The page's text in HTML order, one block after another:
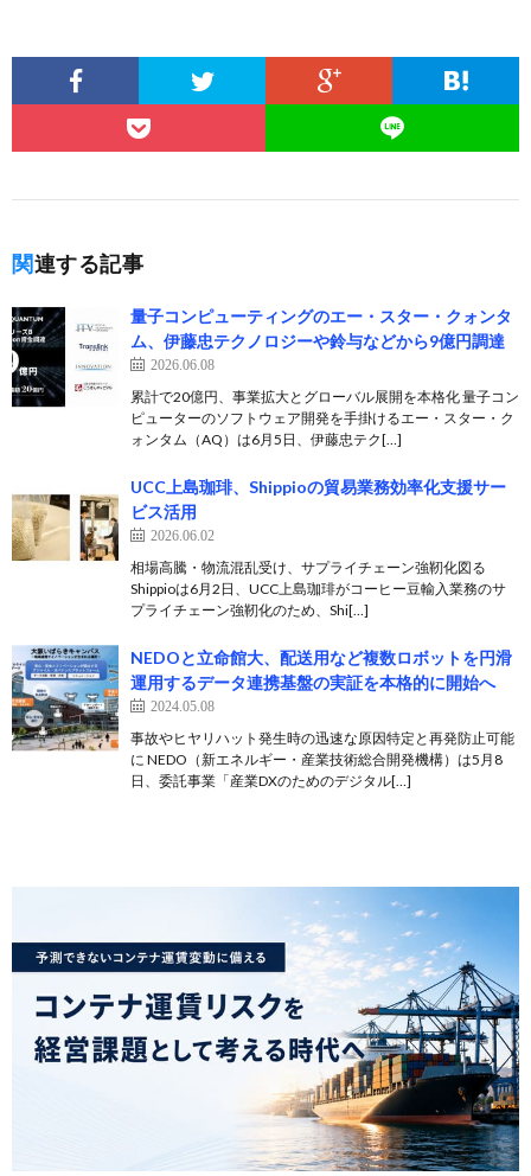
関連する記事
量子コンピューティングのエー・スター・クォンタ
ム、伊藤忠テクノロジーや鈴与などから9億円調達
2026.06.08
累計で20億円、事業拡大とグローバル展開を本格化 量子コン
ピューターのソフトウェア開発を手掛けるエー・スター・ク
ォンタム（AQ）は6月5日、伊藤忠テク[…]
UCC上島珈琲、Shippioの貿易業務効率化支援サー
ビス活用
2026.06.02
相場高騰・物流混乱受け、サプライチェーン強靭化図る
Shippioは6月2日、UCC上島珈琲がコーヒー豆輸入業務のサ
プライチェーン強靭化のため、Shi[…]
NEDOと立命館大、配送用など複数ロボットを円滑
運用するデータ連携基盤の実証を本格的に開始へ
2024.05.08
事故やヒヤリハット発生時の迅速な原因特定と再発防止可能
に NEDO（新エネルギー・産業技術総合開発機構）は5月8
日、委託事業「産業DXのためのデジタル[…]